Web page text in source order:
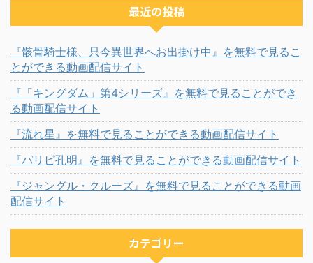
最近の投稿
『骸骨騎士様、只今異世界へお出掛け中』を無料で見るこ
とができる動画配信サイト
『「キングダム」第4シリーズ』を無料で見ることができ
る動画配信サイト
『流れ星』を無料で見ることができる動画配信サイト
『パリピ孔明』を無料で見ることができる動画配信サイト
『ジャングル・クルーズ』を無料で見ることができる動画
配信サイト
カテゴリー